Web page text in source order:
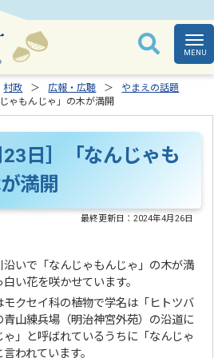
村政 広報・広聴
やまえの話題
ゃもんじゃ」の木が満開
23日］「なんじゃも
満開
最終更新日：2024年4月26日
いで「なんじゃもんじゃ」の木が満
い花を咲かせています。
クセイ科の植物で学名は「ヒトツバ
山練兵場（明治神宮外苑）の沿道に
」と呼ばれているうちに「なんじゃ
われています。